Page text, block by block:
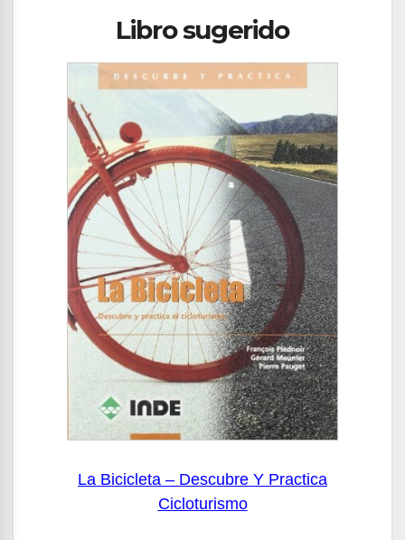
Libro sugerido
La Bicicleta – Descubre Y Practica
Cicloturismo